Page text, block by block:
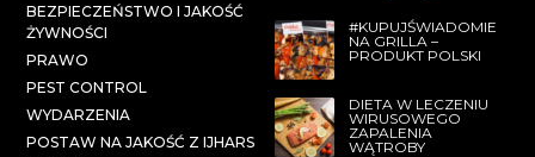
BEZPIECZEŃSTWO I JAKOŚĆ
ŻYWNOŚCI
PRAWO
PEST CONTROL
WYDARZENIA
POSTAW NA JAKOŚĆ Z IJHARS
#KUPUJŚWIADOMIE
NA GRILLA –
PRODUKT POLSKI
DIETA W LECZENIU
WIRUSOWEGO
ZAPALENIA
WĄTROBY